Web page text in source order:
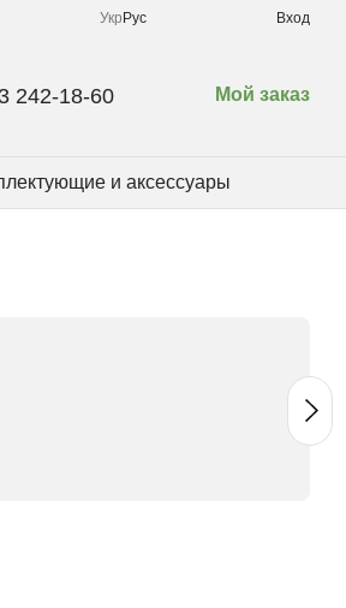
Укр Рус Вход
242-18-60 Мой заказ
и аксессуары